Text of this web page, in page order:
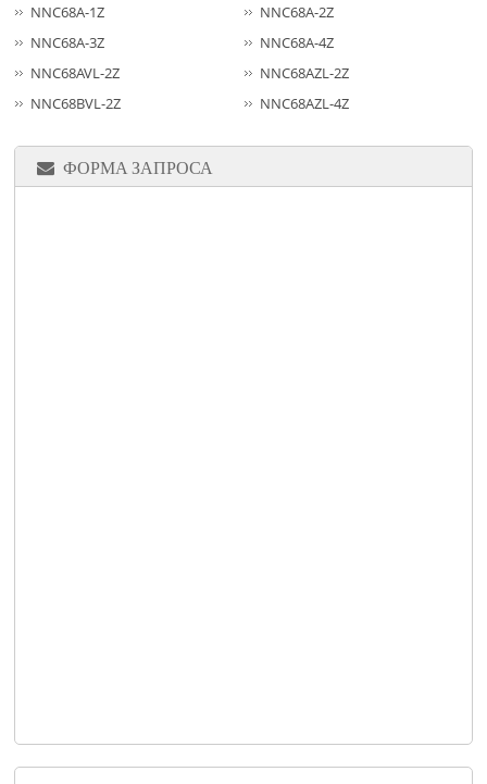
NNC68A-1Z
NNC68A-2Z
NNC68A-3Z
NNC68A-4Z
NNC68AVL-2Z
NNC68AZL-2Z
NNC68BVL-2Z
NNC68AZL-4Z
ФОРМА ЗАПРОСА